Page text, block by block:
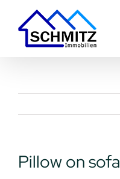
Inhalt
springen
Pillow on sofa